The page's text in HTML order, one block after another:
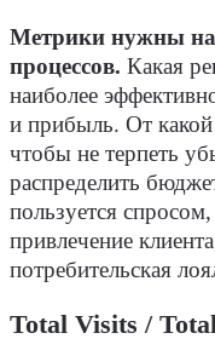
Метрики нужны
процессов. Какая
наиболее
и прибыль. От какой
чтобы не терпеть
распределить
пользуется спросом,
привлечение
потребительская
Total Visits /